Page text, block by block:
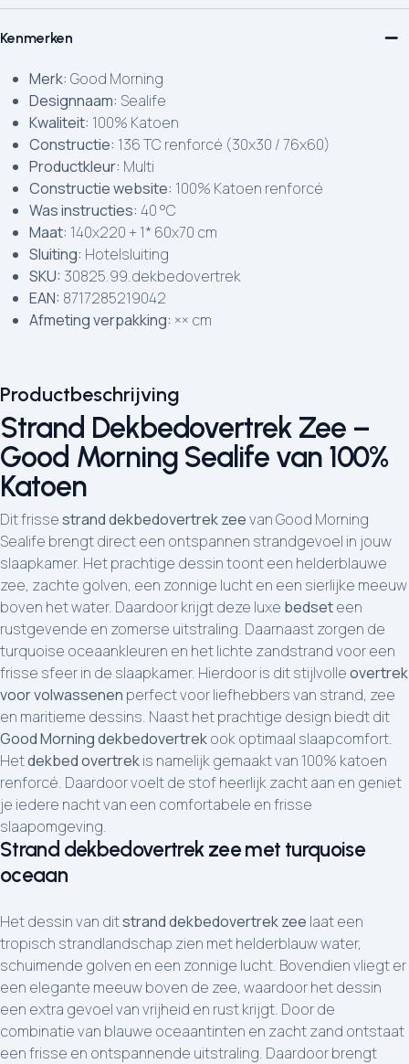
Productbeschrijving
Strand Dekbedovertrek Zee –
Good Morning Sealife van 100%
Katoen
Dit frissestrand dekbedovertrek zeevan Good Morning
Sealife brengt direct een ontspannen strandgevoel in jouw
slaapkamer. Het prachtige dessin toont een helderblauwe
zee, zachte golven, een zonnige lucht en een sierlijke meeuw
boven het water. Daardoor krijgt deze luxe bedseteen
rustgevende en zomerse uitstraling. Daarnaast zorgen de
turquoise oceaankleuren en het lichte zandstrand voor een
frisse sfeer in de slaapkamer. Hierdoor is dit stijlvolleovertrek
voor volwassenen perfect voor liefhebbers van strand, zee
en maritieme dessins. Naast het prachtige design biedt dit
Good Morning dekbedovertrekook optimaal slaapcomfort.
Hetdekbed overtrekis namelijk gemaakt van 100% katoen
renforcé. Daardoor voelt de stof heerlijk zacht aan en geniet
je iedere nacht van een comfortabele en frisse
slaapomgeving.
Strand dekbedovertrek zee met turquoise
oceaan
Het dessin van ditstrand dekbedovertrek zee laat een
tropisch strandlandschap zien met helderblauw water,
schuimende golven en een zonnige lucht. Bovendien vliegt er
een elegante meeuw boven de zee, waardoor het dessin
een extra gevoel van vrijheid en rust krijgt. Door de
combinatie van blauwe oceaantinten en zacht zand ontstaat
een frisse en ontspannende uitstraling. Daardoor brengt
Kenmerken
Merk: Good Morning
Designnaam: Sealife
Kwaliteit: 100% Katoen
Constructie: 136 TC renforcé (30x30 / 76x60)
Productkleur: Multi
Constructie website: 100% Katoen renforcé
Was instructies: 40 °C
Maat: 140x220 + 1* 60x70 cm
Sluiting: Hotelsluiting
SKU: 30825.99.dekbedovertrek
EAN: 8717285219042
Afmeting verpakking: ×× cm